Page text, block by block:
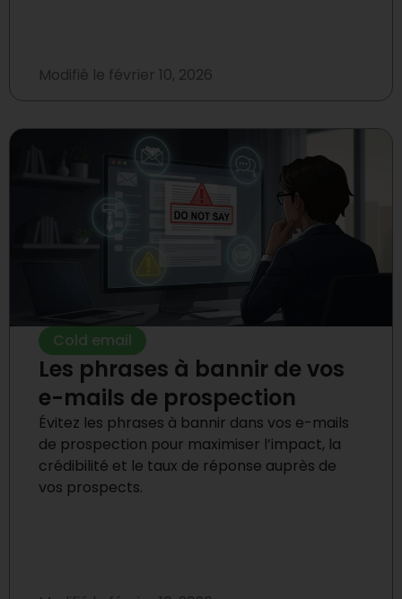
Modifié le février 10, 2026
Cold email
Les phrases à bannir de vos
e-mails de prospection
Évitez les phrases à bannir dans vos e-mails
de prospection pour maximiser l’impact, la
crédibilité et le taux de réponse auprès de
vos prospects.